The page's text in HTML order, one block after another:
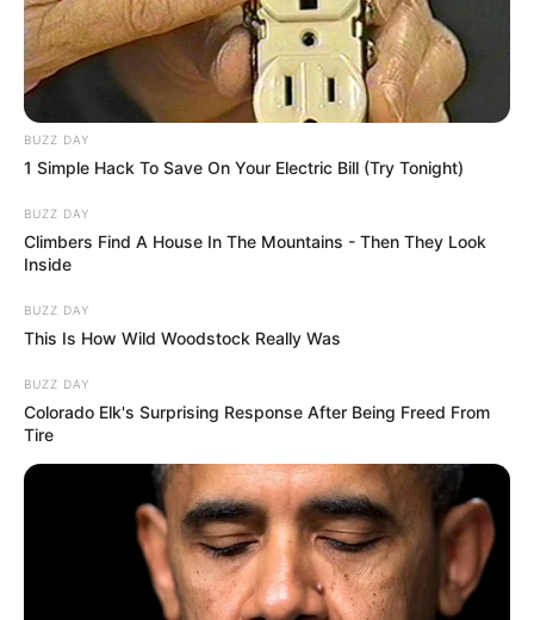
BUZZ DAY
1 Simple Hack To Save On Your Electric Bill (Try Tonight)
BUZZ DAY
Climbers Find A House In The Mountains - Then They Look
Inside
BUZZ DAY
This Is How Wild Woodstock Really Was
BUZZ DAY
Colorado Elk's Surprising Response After Being Freed From
Tire